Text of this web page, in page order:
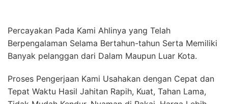
Percayakan Pada Kami Ahlinya yang Telah
Berpengalaman Selama Bertahun-tahun Serta Memiliki
Banyak pelanggan dari Dalam Maupun Luar Kota.
Proses Pengerjaan Kami Usahakan dengan Cepat dan
Tepat Waktu Hasil Jahitan Rapih, Kuat, Tahan Lama,